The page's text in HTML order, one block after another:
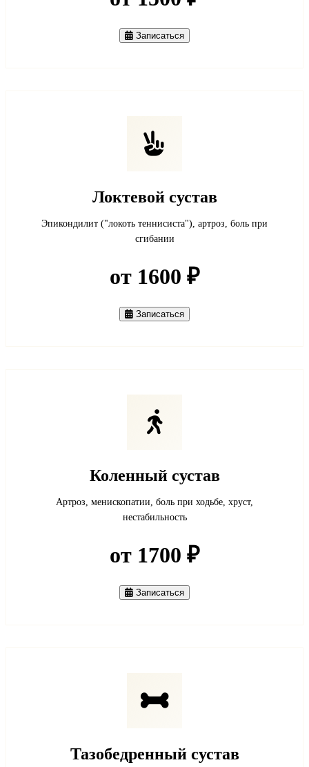
Записаться
Локтевой сустав
Эпикондилит ("локоть теннисиста"), артроз, боль при
сгибании
от 1600 ₽
Записаться
Коленный сустав
Артроз, менископатии, боль при ходьбе, хруст,
нестабильность
от 1700 ₽
Записаться
Тазобедренный сустав